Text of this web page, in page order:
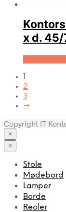
x d.
1
2
3
→
Copyright IT
×
×
Stole
Mødebord
Lamper
Borde
Reoler